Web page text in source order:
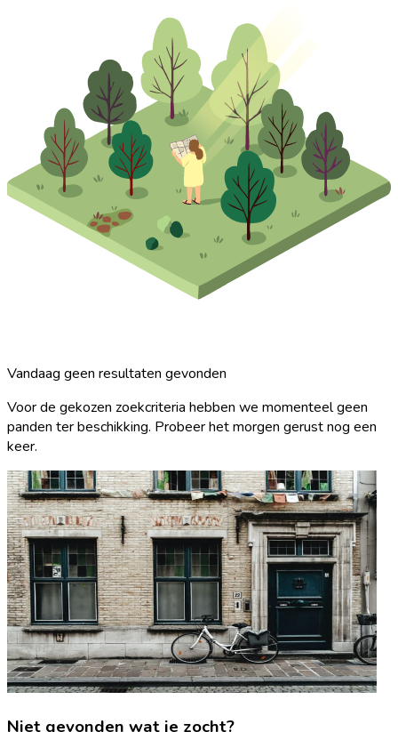
Vandaag geen resultaten gevonden
Voor de gekozen zoekcriteria hebben we momenteel geen
panden ter beschikking. Probeer het morgen gerust nog een
keer.
Niet gevonden wat je zocht?